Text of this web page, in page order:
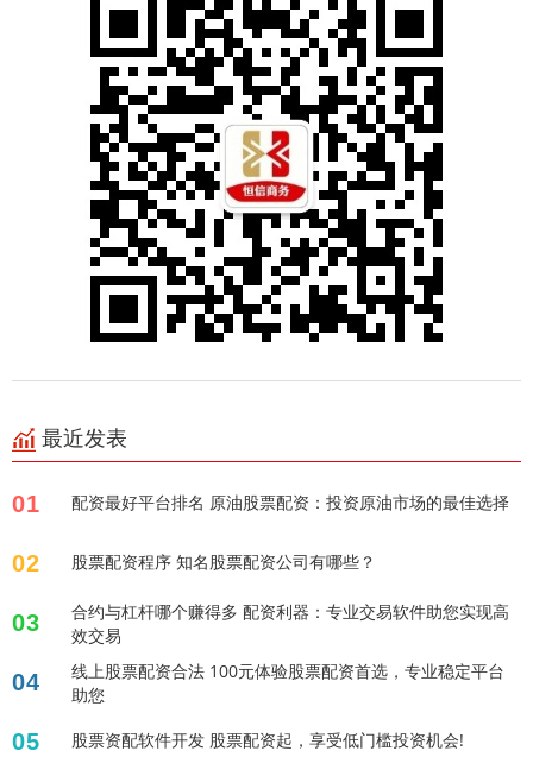
最近发表
01 配资最好平台排名 原油股票配资：投资原油市场的最佳选择
02 股票配资程序 知名股票配资公司有哪些？
03
合约与杠杆哪个赚得多 配资利器：专业交易软件助您实现高
效交易
04
线上股票配资合法 100元体验股票配资首选，专业稳定平台
助您
05 股票资配软件开发 股票配资起，享受低门槛投资机会!